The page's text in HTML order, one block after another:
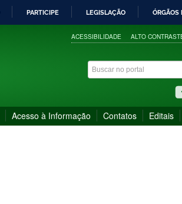
PARTICIPE LEGISLAÇÃO ÓRGÃOS
ACESSIBILIDADE ALTO
Acesso à Informação Contatos Editais